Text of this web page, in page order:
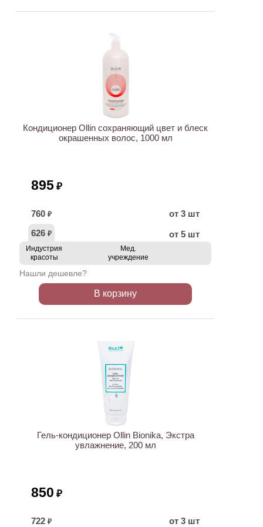
Кондиционер Ollin сохраняющий цвет и блеск
окрашенных волос, 1000 мл
895 ₽
760 ₽
от 3 шт
626 ₽ от 5 шт
Индустрия
красоты
Мед.
учреждение
Нашли дешевле?
В корзину
Гель-кондиционер Ollin Bionika, Экстра
увлажнение, 200 мл
850 ₽
722 ₽
от 3 шт